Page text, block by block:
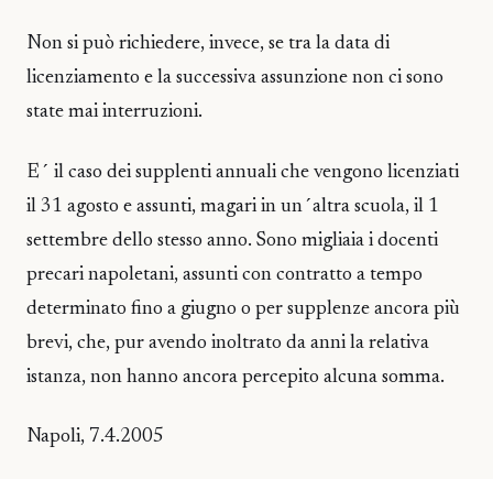
Non si può richiedere, invece, se tra la data di
licenziamento e la successiva assunzione non ci sono
state mai interruzioni.
E´ il caso dei supplenti annuali che vengono licenziati
il 31 agosto e assunti, magari in un´altra scuola, il 1
settembre dello stesso anno. Sono migliaia i docenti
precari napoletani, assunti con contratto a tempo
determinato fino a giugno o per supplenze ancora più
brevi, che, pur avendo inoltrato da anni la relativa
istanza, non hanno ancora percepito alcuna somma.
Napoli, 7.4.2005